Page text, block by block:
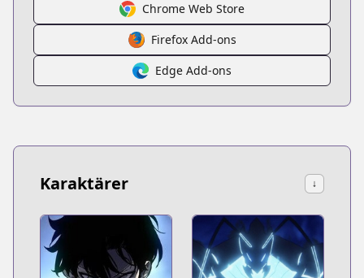
Chrome Web Store
Firefox Add-ons
Edge Add-ons
Karaktärer ↓